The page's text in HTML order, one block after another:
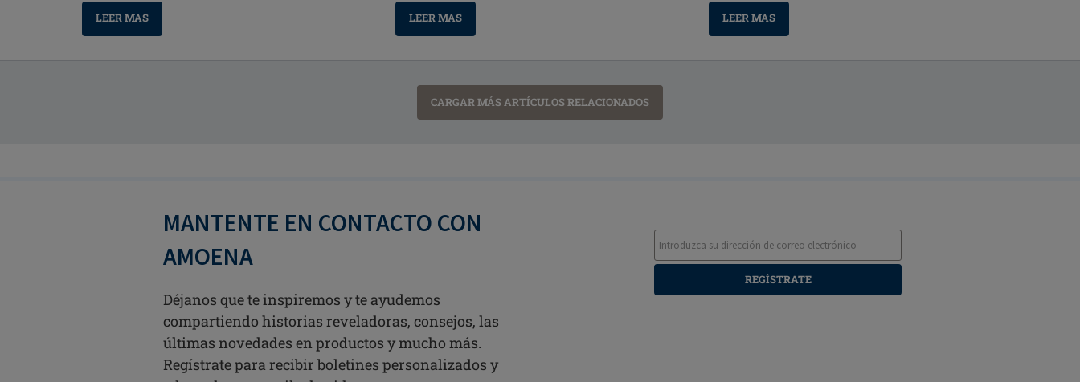
LEER MAS LEER MAS LEER MAS
CARGAR MÁS ARTÍCULOS RELACIONADOS
MANTENTE EN CONTACTO CON
AMOENA
Déjanos que te inspiremos y te ayudemos
compartiendo historias reveladoras, consejos, las
últimas novedades en productos y mucho más.
Regístrate para recibir boletines personalizados y
REGÍSTRATE